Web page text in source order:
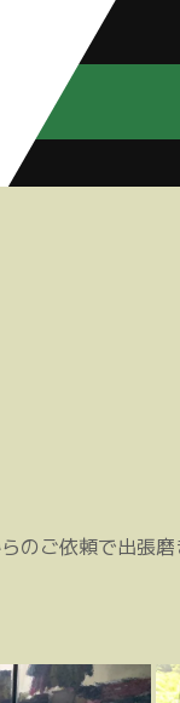
のご依頼で出張磨